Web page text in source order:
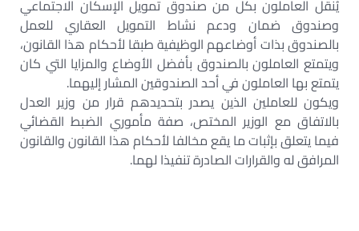
يُنقل العاملون بكل من صندوق تمويل الإسكان الاجتماعي
وصندوق ضمان ودعم نشاط التمويل العقاري للعمل
بالصندوق بذات أوضاعهم الوظيفية طبقا لأحكام هذا القانون،
ويتمتع العاملون بالصندوق بأفضل الأوضاع والمزايا التي كان
يتمتع بها العاملون في أحد الصندوقين المشار إليهما.
ويكون للعاملين الذين يصدر بتحديدهم قرار من وزير العدل
بالاتفاق مع الوزير المختص، صفة مأموري الضبط القضائي
فيما يتعلق بإثبات ما يقع مخالفا لأحكام هذا القانون والقانون
المرافق له والقرارات الصادرة تنفيذا لهما.